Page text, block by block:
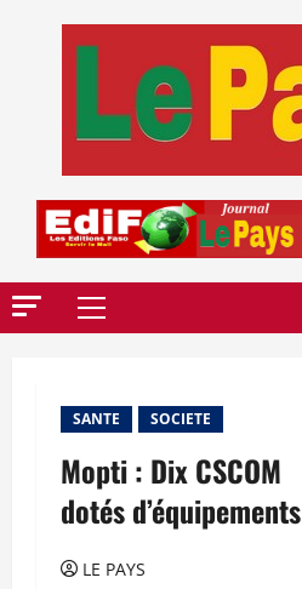
Menu
SANTE SOCIETE
Mopti : Dix CSCOM
dotés d’équipements
LE PAYS